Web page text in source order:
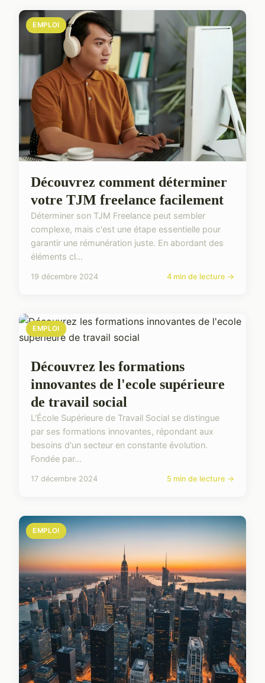
EMPLOI
Découvrez comment déterminer
votre TJM freelance facilement
Déterminer son TJM Freelance peut sembler
complexe, mais c'est une étape essentielle pour
garantir une rémunération juste. En abordant des
éléments cl...
19 décembre 2024 4 min de lecture →
EMPLOI
Découvrez les formations
innovantes de l'ecole supérieure
de travail social
L'École Supérieure de Travail Social se distingue
par ses formations innovantes, répondant aux
besoins d'un secteur en constante évolution.
Fondée par...
17 décembre 2024 5 min de lecture →
EMPLOI